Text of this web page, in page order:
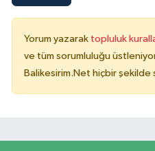
Yorum yazarak topluluk
ve tüm sorumluluğu
Balikesirim.Net hiçbir şekilde